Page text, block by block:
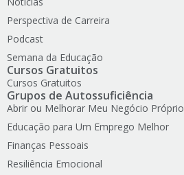
Perspectiva de Carreira
Podcast
Semana da Educação
Cursos Gratuitos
Cursos Gratuitos
Grupos de Autossuficiência
Abrir ou Melhorar Meu Negócio Próprio
Educação para Um Emprego Melhor
Finanças Pessoais
Resiliência Emocional